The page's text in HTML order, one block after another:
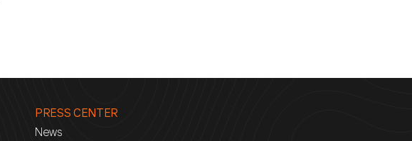
PRESS CENTER
News